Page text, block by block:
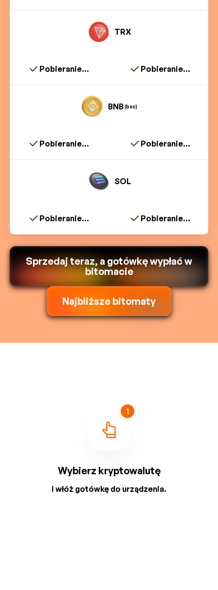
TRX
Pobieranie... Pobieranie...
BNB(bsc)
Pobieranie... Pobieranie...
SOL
Pobieranie... Pobieranie...
Sprzedaj teraz, a gotówkę wypłać w
bitomacie
Najbliższe bitomaty
1
Wybierz kryptowalutę
i włóż gotówkę do urządzenia.